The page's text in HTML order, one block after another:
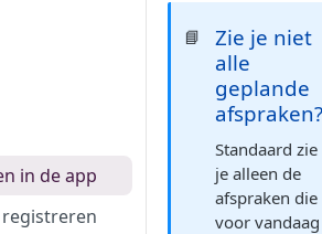
in de app
📘
Zie je niet
alle
geplande
Standaard zie
je alleen de
afspraken die
voor vandaag